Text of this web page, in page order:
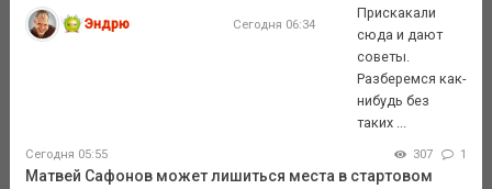
Эндрю Сегодня 06:34
Прискакали
сюда и дают
советы.
Разберемся как-
нибудь без
таких ...
Сегодня 05:55 307 1
Матвей Сафонов может лишиться места в стартовом